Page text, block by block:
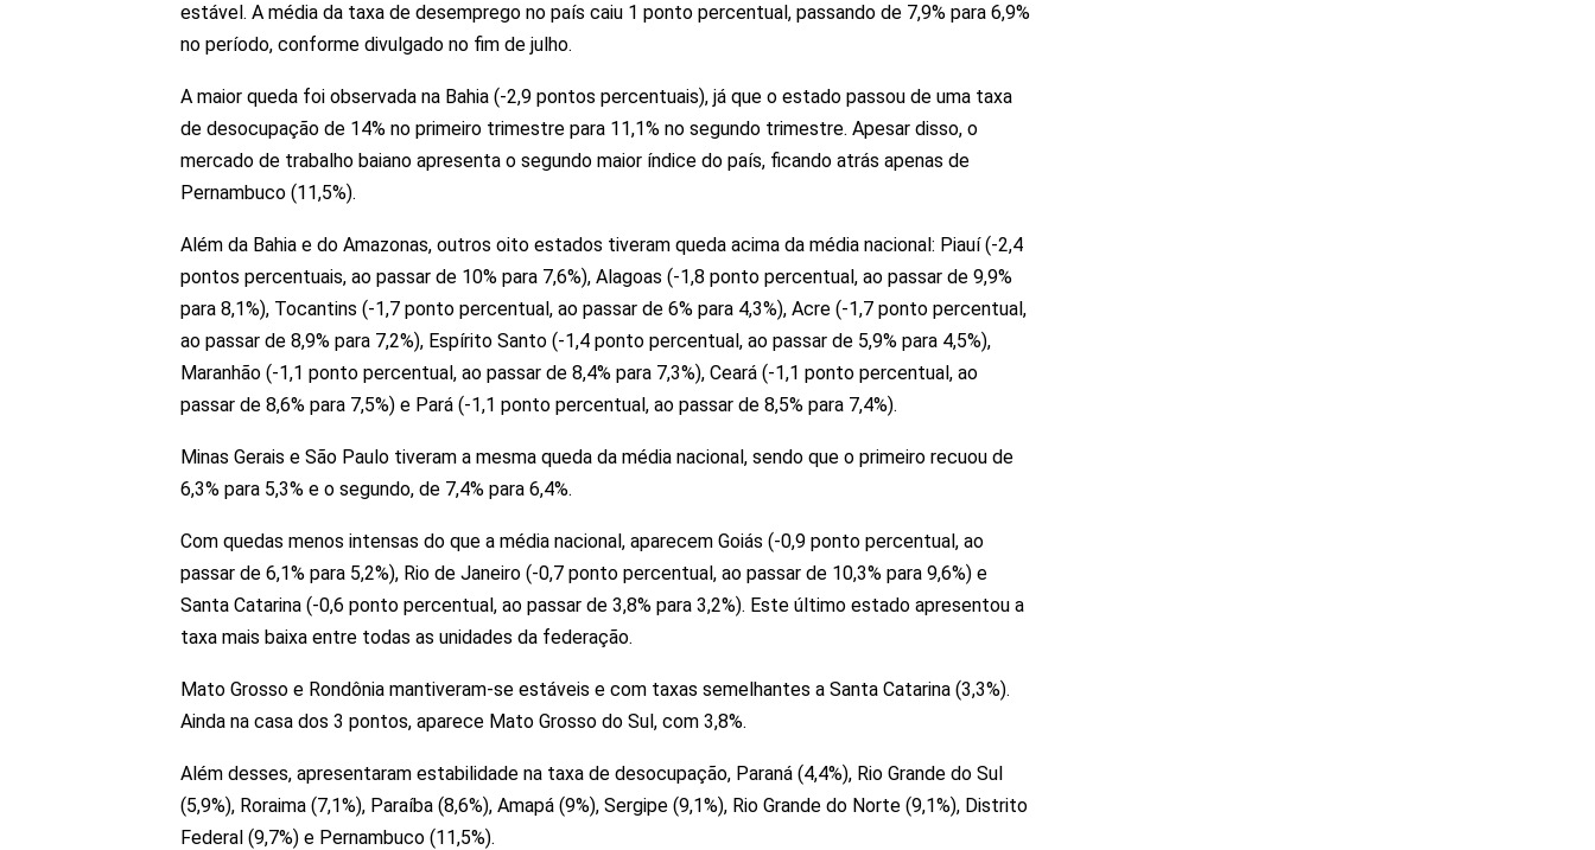
estável. A média da taxa de desemprego no país caiu 1 ponto percentual, passando de 7,9% para 6,9%
no período, conforme divulgado no fim de julho.
A maior queda foi observada na Bahia (-2,9 pontos percentuais), já que o estado passou de uma taxa
de desocupação de 14% no primeiro trimestre para 11,1% no segundo trimestre. Apesar disso, o
mercado de trabalho baiano apresenta o segundo maior índice do país, ficando atrás apenas de
Pernambuco (11,5%).
Além da Bahia e do Amazonas, outros oito estados tiveram queda acima da média nacional: Piauí (-2,4
pontos percentuais, ao passar de 10% para 7,6%), Alagoas (-1,8 ponto percentual, ao passar de 9,9%
para 8,1%), Tocantins (-1,7 ponto percentual, ao passar de 6% para 4,3%), Acre (-1,7 ponto percentual,
ao passar de 8,9% para 7,2%), Espírito Santo (-1,4 ponto percentual, ao passar de 5,9% para 4,5%),
Maranhão (-1,1 ponto percentual, ao passar de 8,4% para 7,3%), Ceará (-1,1 ponto percentual, ao
passar de 8,6% para 7,5%) e Pará (-1,1 ponto percentual, ao passar de 8,5% para 7,4%).
Minas Gerais e São Paulo tiveram a mesma queda da média nacional, sendo que o primeiro recuou de
6,3% para 5,3% e o segundo, de 7,4% para 6,4%.
Com quedas menos intensas do que a média nacional, aparecem Goiás (-0,9 ponto percentual, ao
passar de 6,1% para 5,2%), Rio de Janeiro (-0,7 ponto percentual, ao passar de 10,3% para 9,6%) e
Santa Catarina (-0,6 ponto percentual, ao passar de 3,8% para 3,2%). Este último estado apresentou a
taxa mais baixa entre todas as unidades da federação.
Mato Grosso e Rondônia mantiveram-se estáveis e com taxas semelhantes a Santa Catarina (3,3%).
Ainda na casa dos 3 pontos, aparece Mato Grosso do Sul, com 3,8%.
Além desses, apresentaram estabilidade na taxa de desocupação, Paraná (4,4%), Rio Grande do Sul
(5,9%), Roraima (7,1%), Paraíba (8,6%), Amapá (9%), Sergipe (9,1%), Rio Grande do Norte (9,1%), Distrito
Federal (9,7%) e Pernambuco (11,5%).